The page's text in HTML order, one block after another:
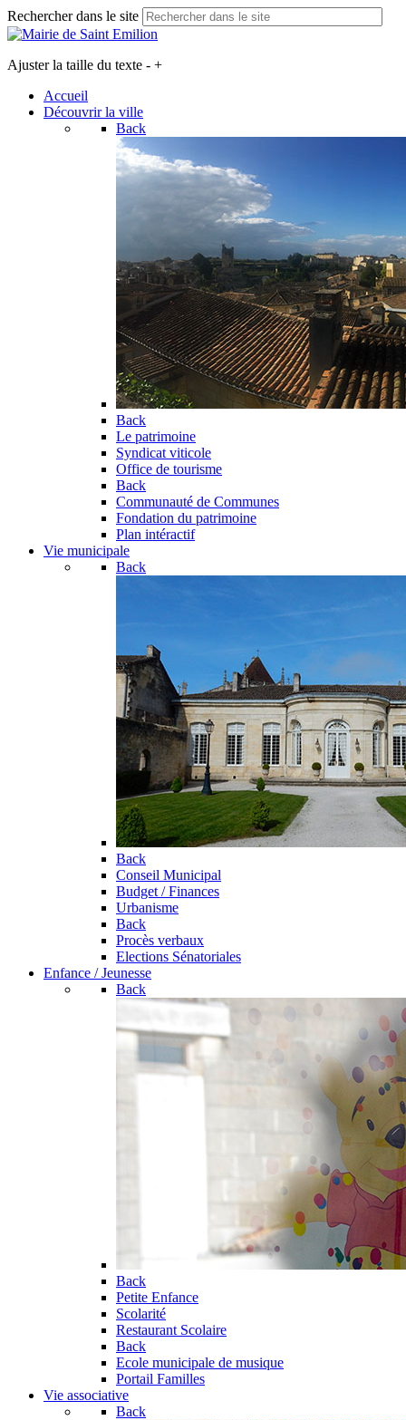
Rechercher dans le site
Ajuster la taille du texte - +
Accueil
Découvrir la ville
Back
Back
Le patrimoine
Syndicat viticole
Office de tourisme
Back
Communauté de Communes
Fondation du patrimoine
Plan intéractif
Vie municipale
Back
Back
Conseil Municipal
Budget / Finances
Urbanisme
Back
Procès verbaux
Elections Sénatoriales
Enfance / Jeunesse
Back
Back
Petite Enfance
Scolarité
Restaurant Scolaire
Back
Ecole municipale de musique
Portail Familles
Vie associative
Back